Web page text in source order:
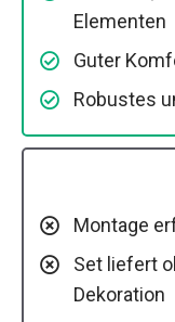
Elementen
Guter
Robustes
Montage
Set liefert
Dekoration